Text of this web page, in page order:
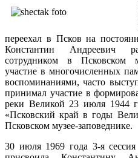
переехал в Псков на
Константин Андреевич
сотрудником в Псковском
участие в многочисленных
воспоминаниями, часто
принимал участие в
реки Великой 23 июля 1944
«Псковский край в годы
Псковском музее-заповеднике.
30 июля 1969 года 3-я сессия